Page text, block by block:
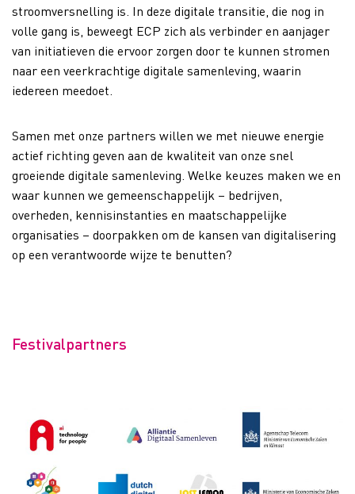
stroomversnelling is. In deze digitale transitie, die nog in
volle gang is, beweegt ECP zich als verbinder en aanjager
van initiatieven die ervoor zorgen door te kunnen stromen
naar een veerkrachtige digitale samenleving, waarin
iedereen meedoet.
Samen met onze partners willen we met nieuwe energie
actief richting geven aan de kwaliteit van onze snel
groeiende digitale samenleving. Welke keuzes maken we en
waar kunnen we gemeenschappelijk – bedrijven,
overheden, kennisinstanties en maatschappelijke
organisaties – doorpakken om de kansen van digitalisering
op een verantwoorde wijze te benutten?
Festivalpartners